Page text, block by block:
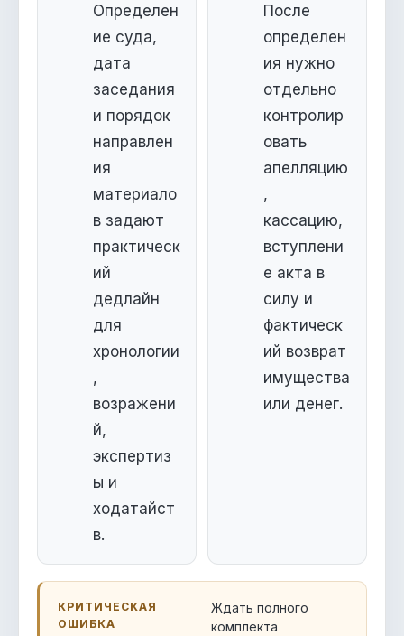
Определен
ие суда,
дата
заседания
и порядок
направлен
ия
материало
в задают
практическ
ий
дедлайн
для
хронологии
,
возражени
й,
экспертиз
ы и
ходатайст
в.
После
определен
ия нужно
отдельно
контролир
овать
апелляцию
,
кассацию,
вступлени
е акта в
силу и
фактическ
ий возврат
имущества
или денег.
КРИТИЧЕСКАЯ
ОШИБКА
Ждать полного
комплекта